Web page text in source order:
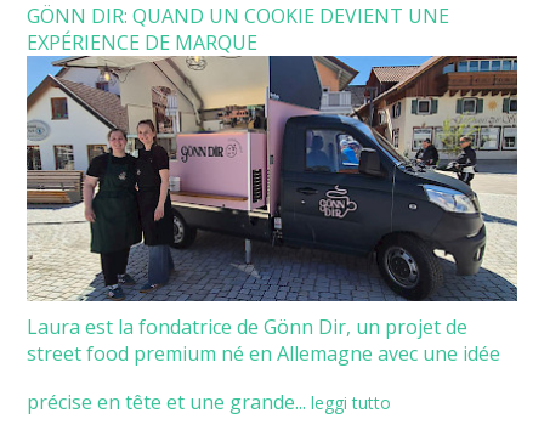
GÖNN DIR: QUAND UN COOKIE DEVIENT UNE
EXPÉRIENCE DE MARQUE
Laura est la fondatrice de Gönn Dir, un projet de
street food premium né en Allemagne avec une idée
précise en tête et une grande... leggi tutto